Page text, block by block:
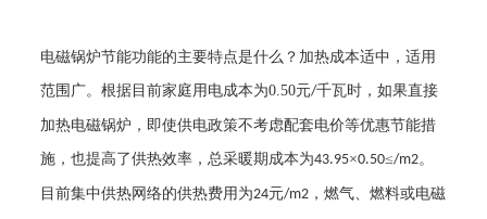
电磁锅炉节能功能的主要特点是什么？加热成本适中，适用
范围广。根据目前家庭用电成本为0.50元/千瓦时，如果直接
加热电磁锅炉，即使供电政策不考虑配套电价等优惠节能措
施，也提高了供热效率，总采暖期成本为43.95×0.50≤/m2。
目前集中供热网络的供热费用为24元/m2 ，燃气、燃料或电磁